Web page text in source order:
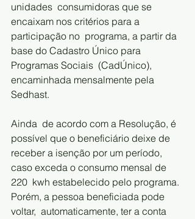
unidades  consumidoras que se
encaixam nos critérios para a
participação no  programa, a partir da
base do Cadastro Único para
Programas Sociais  (CadÚnico),
encaminhada mensalmente pela
Sedhast.
Ainda  de acordo com a Resolução, é
possível que o beneficiário deixe de
receber a isenção por um período,
caso exceda o consumo mensal de
220  kwh estabelecido pelo programa.
Porém, a pessoa beneficiada pode
voltar,  automaticamente, ter a conta